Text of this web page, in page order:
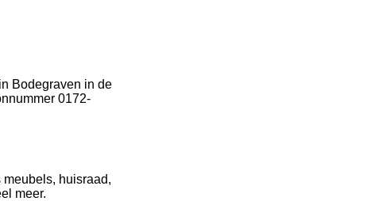
Bodegraven in de
0172-
huisraad,
meer.